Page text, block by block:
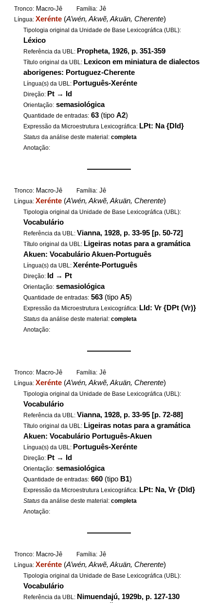
Tronco: Macro-Jê Família: Jê
Língua:Xerénte (A’wén, Akwẽ, Akuän, Cherente)
Tipologia original da Unidade de Base Lexicográfica (UBL):
Léxico
Referência da UBL: Propheta, 1926, p. 351-359
Título original da UBL: Lexicon em miniatura de dialectos
aborigenes: Portuguez-Cherente
Língua(s) da UBL: Português-Xerénte
Direção: Pt → Id
Orientação: semasiológica
Quantidade de entradas: 63 (tipoA2)
Expressão da Microestrutura Lexicográfica: LPt: Na {DId}
Status da análise deste material:completa
Anotação:
——————
Tronco: Macro-Jê Família: Jê
Língua:Xerénte (A’wén, Akwẽ, Akuän, Cherente)
Tipologia original da Unidade de Base Lexicográfica (UBL):
Vocabulário
Referência da UBL: Vianna, 1928, p. 33-95 [p. 50-72]
Título original da UBL: Ligeiras notas para a gramática
Akuen: Vocabulário Akuen-Português
Língua(s) da UBL:Xerénte-Português
Direção: Id → Pt
Orientação: semasiológica
Quantidade de entradas: 563 (tipoA5)
Expressão da Microestrutura Lexicográfica: LId: Vr {DPt (Vr)}
Status da análise deste material:completa
Anotação:
——————
Tronco: Macro-Jê Família: Jê
Língua:Xerénte (A’wén, Akwẽ, Akuän, Cherente)
Tipologia original da Unidade de Base Lexicográfica (UBL):
Vocabulário
Referência da UBL: Vianna, 1928, p. 33-95 [p. 72-88]
Título original da UBL: Ligeiras notas para a gramática
Akuen: Vocabulário Português-Akuen
Língua(s) da UBL: Português-Xerénte
Direção: Pt → Id
Orientação: semasiológica
Quantidade de entradas: 660 (tipo B1)
Expressão da Microestrutura Lexicográfica: LPt: Na, Vr {DId}
Status da análise deste material:completa
Anotação:
——————
Tronco: Macro-Jê Família: Jê
Língua:Xerénte (A’wén, Akwẽ, Akuän, Cherente)
Tipologia original da Unidade de Base Lexicográfica (UBL):
Vocabulário
Referência da UBL: Nimuendajú, 1929b, p. 127-130